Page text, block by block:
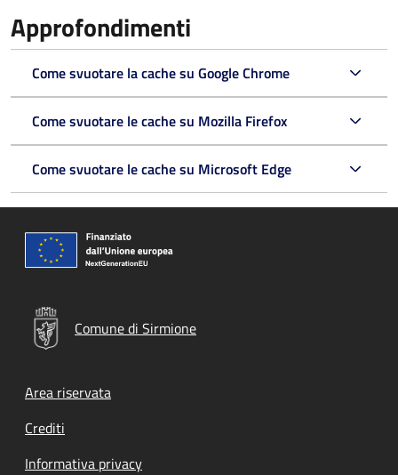
Approfondimenti
Come svuotare la cache su Google Chrome
Come svuotare le cache su Mozilla Firefox
Come svuotare le cache su Microsoft Edge
Comune di Sirmione
Footer menu
Area riservata
Crediti
Informativa privacy